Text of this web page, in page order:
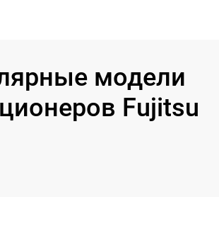
модели
Fujitsu